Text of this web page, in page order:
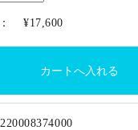
： ¥17,600
220008374000